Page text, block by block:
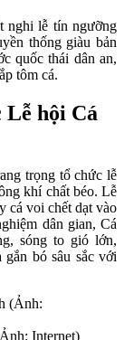
nghi lễ tín ngưỡng
thống giàu bản
quốc thái dân an,
tôm cá.
Lễ hội Cá
trọng tổ chức lễ
khí chất béo. Lễ
cá voi chết dạt vào
dân gian, Cá
sóng to gió lớn,
bó sâu sắc với
Internet)